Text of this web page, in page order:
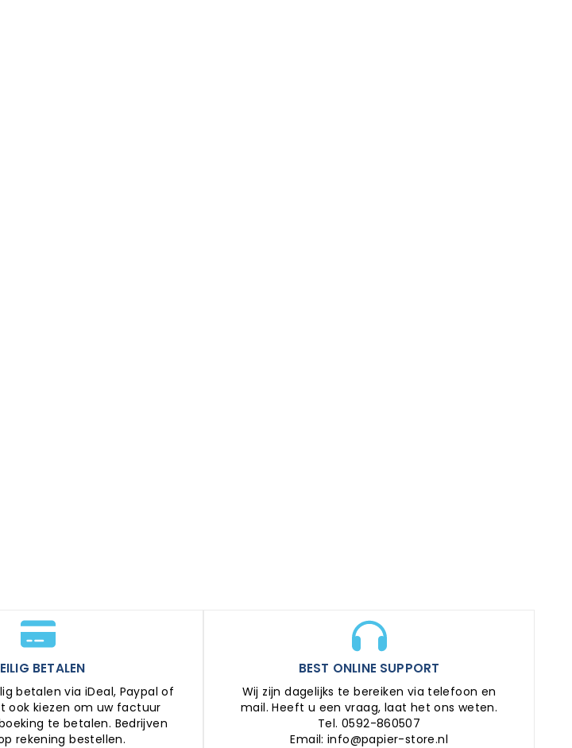
BETALEN
betalen via iDeal, Paypal of
ook kiezen om uw factuur
te betalen. Bedrijven
rekening bestellen.
BEST ONLINE SUPPORT
Wij zijn dagelijks te bereiken via telefoon en
mail. Heeft u een vraag, laat het ons weten.
Tel. 0592-860507
Email: info@papier-store.nl